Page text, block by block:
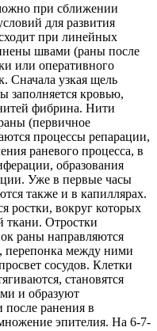
при сближении
для развития
при линейных
швами (раны после
или оперативного
Сначала узкая щель
заполняется кровью,
фибрина. Нити
(первичное
процессы репарации,
раневого процесса, в
образования
Уже в первые часы
также и в капиллярах.
ростки, вокруг которых
ткани. Отростки
раны направляются
перепонка между ними
сосудов. Клетки
становятся
и образуют
после ранения в
эпителия. На 6-7-